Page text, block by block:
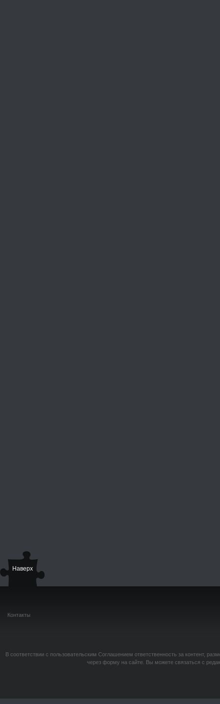
Наверх
Контакты
В соответствии с пользовательским Соглашением ответственность за контент,
через форму на сайте. Вы можете связаться с